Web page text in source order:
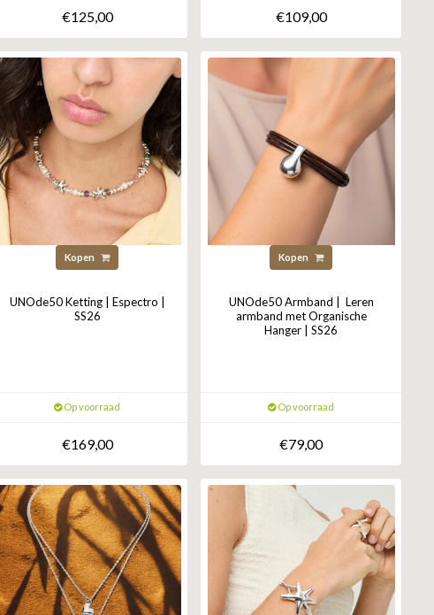
€125,00 €109,00
Kopen
UNOde50 Ketting | Espectro |
SS26
Op voorraad
€169,00
Kopen
UNOde50 Armband | Leren
armband met Organische
Hanger | SS26
Op voorraad
€79,00